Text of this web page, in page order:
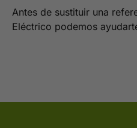
Antes de sustituir una
Eléctrico podemos